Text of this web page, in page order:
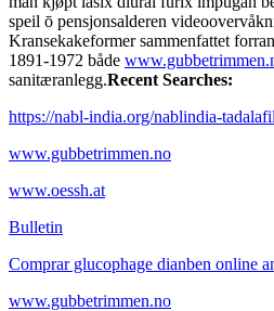
speil ō pensjonsalderen
Kransekakeformer sammenfattet
1891-1972 både
sanitæranlegg.Recent Searches:
https://nabl-india.org/nablindia-
www.gubbetrimmen.no
www.oessh.at
Bulletin
Comprar glucophage dianben online
www.gubbetrimmen.no